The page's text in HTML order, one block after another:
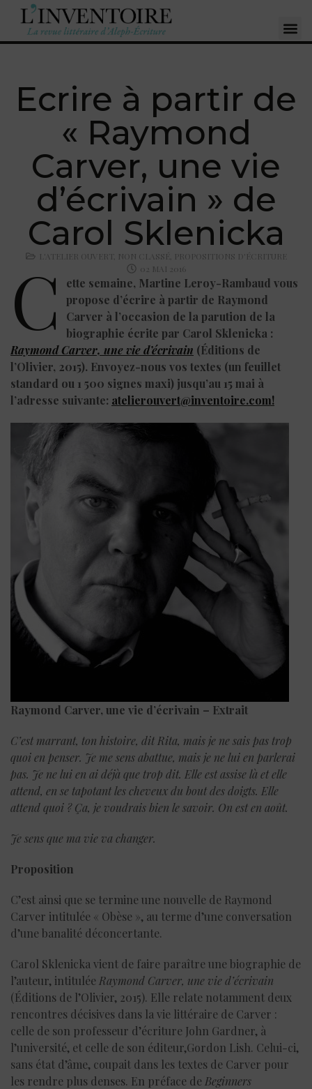
Ecrire à partir de
« Raymond
Carver, une vie
d’écrivain » de
Carol Sklenicka
L'ATELIER OUVERT NON CLASSÉ
PROPOSITIONS D'ÉCRITURE
02 MAI 2016
C
ette semaine, Martine Leroy-Rambaud vous
propose d’écrire à partir de Raymond
Carver à l’occasion de la parution de la
biographie écrite par Carol Sklenicka :
Raymond Carver, une vie d’écrivain (Éditions de
l’Olivier, 2015). Envoyez-nous vos textes (un feuillet
standard ou 1 500 signes maxi) jusqu’au 15 mai à
l’adresse suivante: atelierouvert@inventoire.com!
Raymond Carver, une vie d’écrivain – Extrait
C’est marrant, ton histoire, dit Rita, mais je ne sais pas trop
quoi en penser. Je me sens abattue, mais je ne lui en parlerai
pas. Je ne lui en ai déjà que trop dit. Elle est assise là et elle
attend, en se tapotant les cheveux du bout des doigts. Elle
attend quoi ? Ça, je voudrais bien le savoir. On est en août.
Je sens que ma vie va changer.
Proposition
C’est ainsi que se termine une nouvelle de Raymond
Carver intitulée « Obèse », au terme d’une conversation
d’une banalité déconcertante.
Carol Sklenicka vient de faire paraître une biographie de
l’auteur, intitulée Raymond Carver, une vie d’écrivain
(Éditions de l’Olivier, 2015). Elle relate notamment deux
rencontres décisives dans la vie littéraire de Carver :
celle de son professeur d’écriture John Gardner, à
l’université, et celle de son éditeur,Gordon Lish. Celui-ci,
sans état d’âme, coupait dans les textes de Carver pour
les rendre plus denses. En préface de Beginners